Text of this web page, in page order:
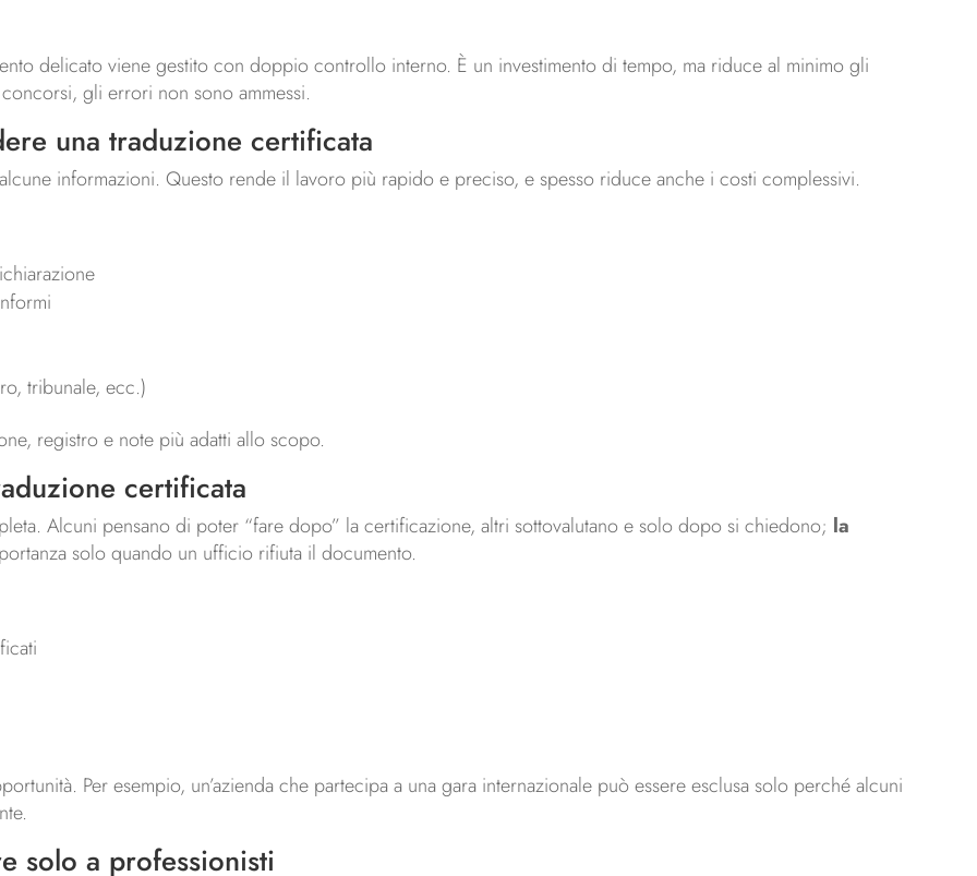
delicato viene gestito con doppio controllo interno. È un investimento di tempo, ma riduce al minimo gli
gli errori non sono ammessi.
una traduzione certificata
informazioni. Questo rende il lavoro più rapido e preciso, e spesso riduce anche i costi complessivi.
tribunale, ecc.)
registro e note più adatti allo scopo.
certificata
Alcuni pensano di poter “fare dopo” la certificazione, altri sottovalutano e solo dopo si chiedono; la
solo quando un ufficio rifiuta il documento.
Per esempio, un’azienda che partecipa a una gara internazionale può essere esclusa solo perché alcuni
solo a professionisti